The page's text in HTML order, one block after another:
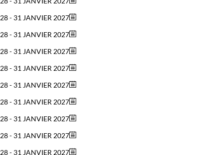
28 - 31 JANVIER 2027
28 - 31 JANVIER 2027
28 - 31 JANVIER 2027
28 - 31 JANVIER 2027
28 - 31 JANVIER 2027
28 - 31 JANVIER 2027
28 - 31 JANVIER 2027
28 - 31 JANVIER 2027
28 - 31 JANVIER 2027